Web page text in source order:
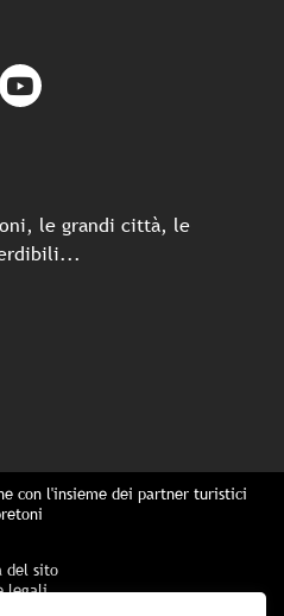
le grandi città, le
con l'insieme dei partner turistici
del sito
legali